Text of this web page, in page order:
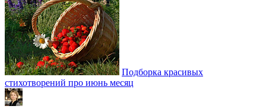
Подборка красивых
стихотворений про июнь месяц